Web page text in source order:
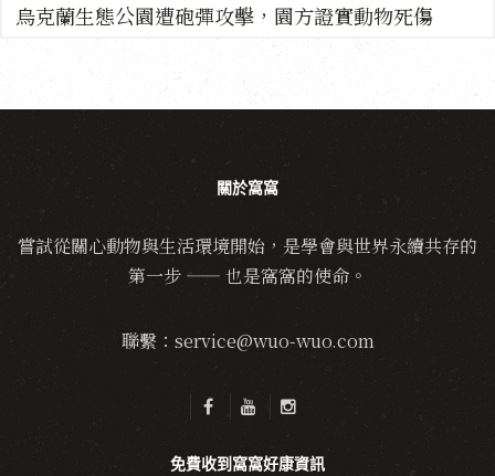
烏克蘭生態公園遭砲彈攻擊，園方證實動物死傷
關於窩窩
嘗試從關心動物與生活環境開始，是學會與世界永續共存的
第一步 —— 也是窩窩的使命。
聯繫：service@wuo-wuo.com
免費收到窩窩好康資訊